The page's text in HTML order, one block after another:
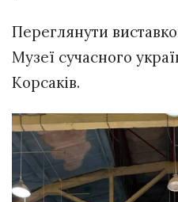
Переглянути
Музеї сучасного
Корсаків.